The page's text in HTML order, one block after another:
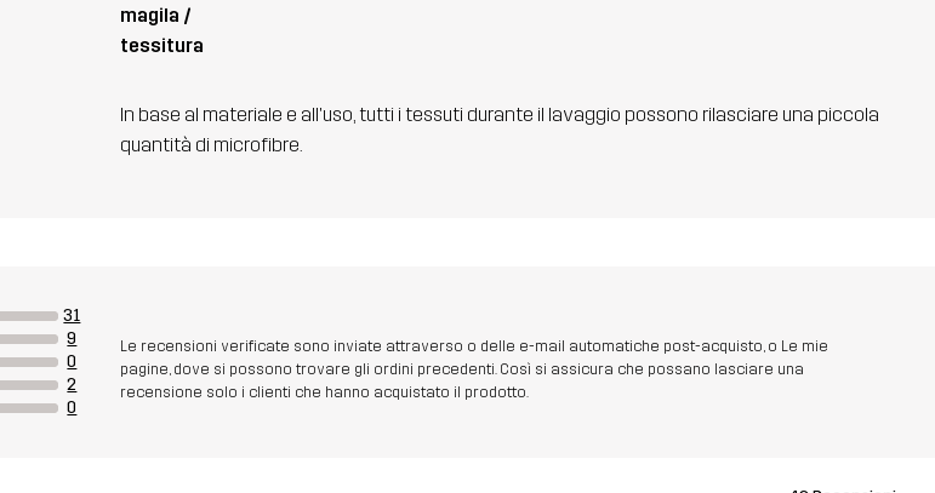
magila /
tessitura
In base al materiale e all'uso, tutti i tessuti durante il lavaggio possono rilasciare una piccola
quantità di microfibre.
31
9
0
2
0
Le recensioni verificate sono inviate attraverso o delle e-mail automatiche post-acquisto, o Le mie
pagine, dove si possono trovare gli ordini precedenti. Così si assicura che possano lasciare una
recensione solo i clienti che hanno acquistato il prodotto.